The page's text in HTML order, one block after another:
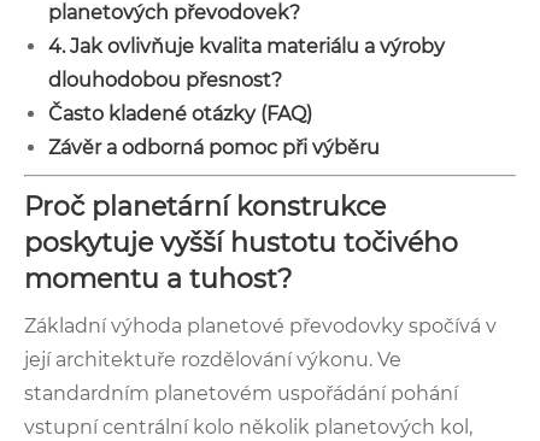
planetových převodovek?
4. Jak ovlivňuje kvalita materiálu a výroby
dlouhodobou přesnost?
Často kladené otázky (FAQ)
Závěr a odborná pomoc při výběru
Proč planetární konstrukce
poskytuje vyšší hustotu točivého
momentu a tuhost?
Základní výhoda planetové převodovky spočívá v
její architektuře rozdělování výkonu. Ve
standardním planetovém uspořádání pohání
vstupní centrální kolo několik planetových kol,